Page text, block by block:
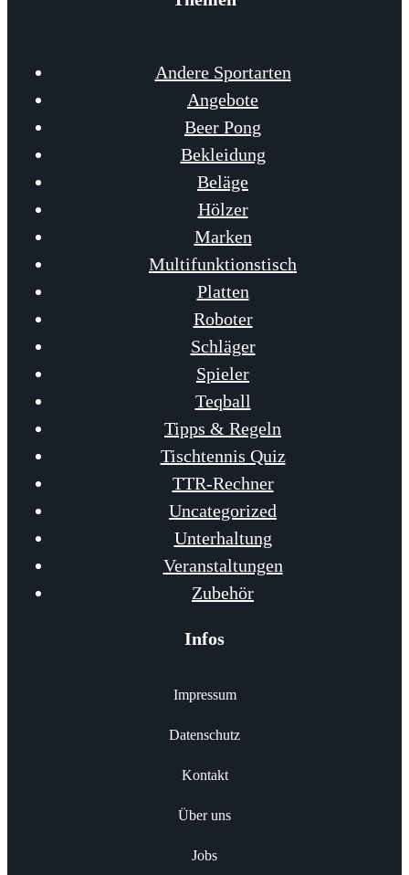
Andere Sportarten
Angebote
Beer Pong
Bekleidung
Beläge
Hölzer
Marken
Multifunktionstisch
Platten
Roboter
Schläger
Spieler
Teqball
Tipps & Regeln
Tischtennis Quiz
TTR-Rechner
Uncategorized
Unterhaltung
Veranstaltungen
Zubehör
Infos
Impressum
Datenschutz
Kontakt
Über uns
Jobs